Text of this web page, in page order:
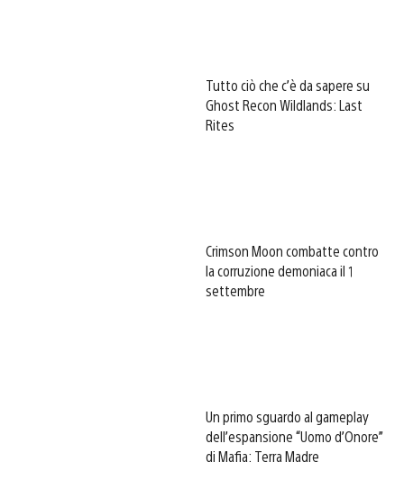
Tutto ciò che c’è da sapere su
Ghost Recon Wildlands: Last
Rites
Crimson Moon combatte contro
la corruzione demoniaca il 1
settembre
Un primo sguardo al gameplay
dell’espansione “Uomo d’Onore”
di Mafia: Terra Madre